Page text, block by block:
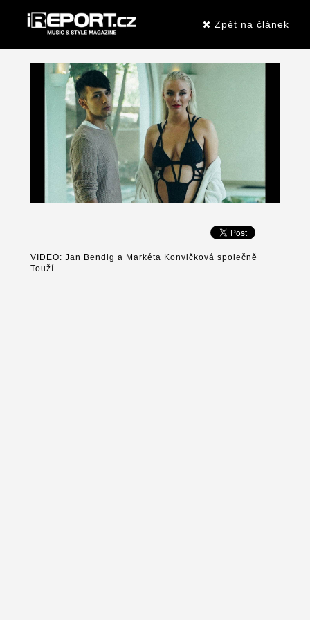
Zpět na článek
VIDEO: Jan Bendig a Markéta Konvičková společně
Touží